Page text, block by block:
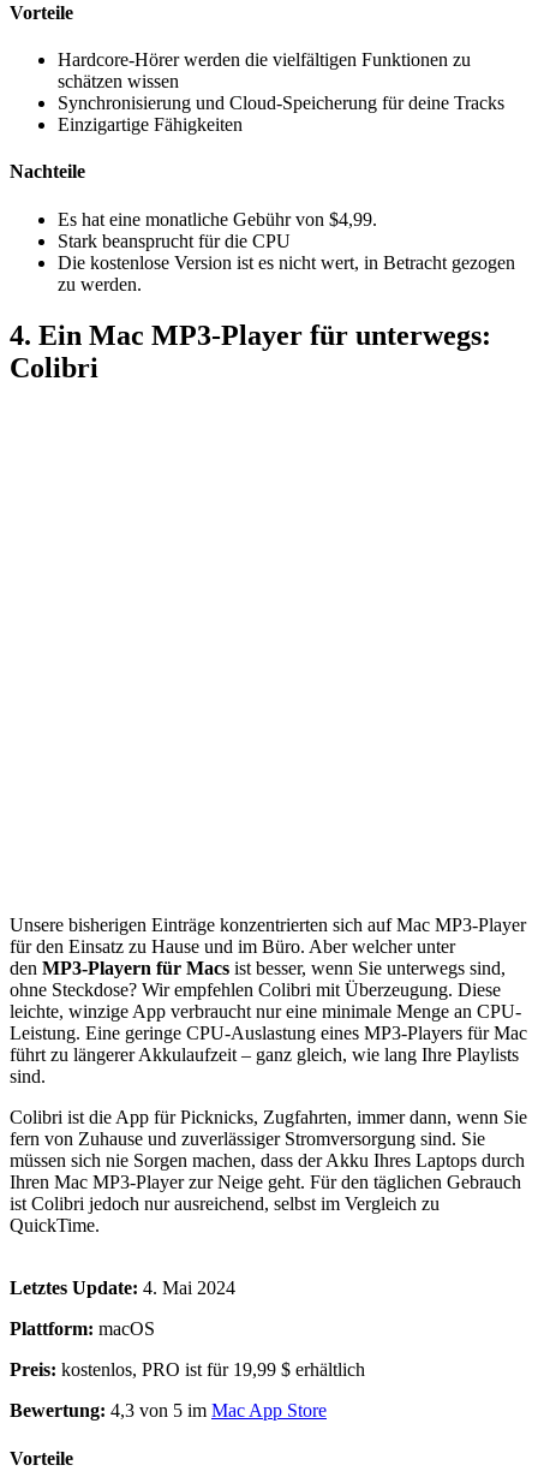
Vorteile
Hardcore-Hörer werden die vielfältigen Funktionen zu
schätzen wissen
Synchronisierung und Cloud-Speicherung für deine Tracks
Einzigartige Fähigkeiten
Nachteile
Es hat eine monatliche Gebühr von $4,99.
Stark beansprucht für die CPU
Die kostenlose Version ist es nicht wert, in Betracht gezogen
zu werden.
4. Ein Mac MP3-Player für unterwegs:
Colibri
Unsere bisherigen Einträge konzentrierten sich auf Mac MP3-Player
für den Einsatz zu Hause und im Büro. Aber welcher unter
den MP3-Playern für Macs ist besser, wenn Sie unterwegs sind,
ohne Steckdose? Wir empfehlen Colibri mit Überzeugung. Diese
leichte, winzige App verbraucht nur eine minimale Menge an CPU-
Leistung. Eine geringe CPU-Auslastung eines MP3-Players für Mac
führt zu längerer Akkulaufzeit – ganz gleich, wie lang Ihre Playlists
sind.
Colibri ist die App für Picknicks, Zugfahrten, immer dann, wenn Sie
fern von Zuhause und zuverlässiger Stromversorgung sind. Sie
müssen sich nie Sorgen machen, dass der Akku Ihres Laptops durch
Ihren Mac MP3-Player zur Neige geht. Für den täglichen Gebrauch
ist Colibri jedoch nur ausreichend, selbst im Vergleich zu
QuickTime.
Letztes Update: 4. Mai 2024
Plattform: macOS
Preis: kostenlos, PRO ist für 19,99 $ erhältlich
Bewertung: 4,3 von 5 im Mac App Store
Vorteile